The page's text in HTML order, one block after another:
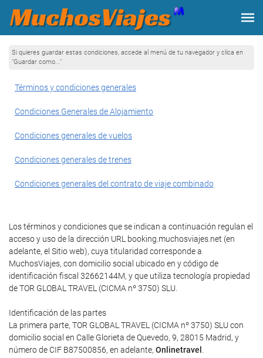
Si quieres guardar estas condiciones, accede al menú de tu navegador y clica en
"Guardar como..."
Términos y condiciones generales
Condiciones Generales de Alojamiento
Condiciones generales de vuelos
Condiciones generales de trenes
Condiciones generales del contrato de viaje combinado
Los términos y condiciones que se indican a continuación regulan el
acceso y uso de la dirección URL booking.muchosviajes.net (en
adelante, el Sitio web), cuya titularidad corresponde a
MuchosViajes, con domicilio social ubicado en y código de
identificación fiscal 32662144M, y que utiliza tecnología propiedad
de TOR GLOBAL TRAVEL (CICMA nº 3750) SLU.
Identificación de las partes
La primera parte, TOR GLOBAL TRAVEL (CICMA nº 3750) SLU con
domicilio social en Calle Glorieta de Quevedo, 9, 28015 Madrid, y
número de CIF B87500856, en adelante, Onlinetravel